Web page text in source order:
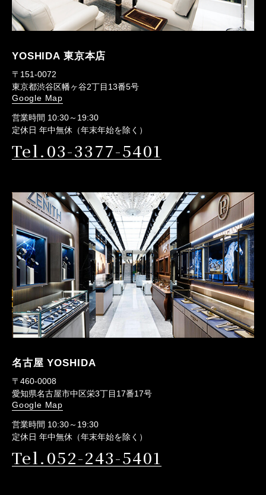
YOSHIDA 東京本店
〒151-0072
東京都渋谷区幡ヶ谷2丁目13番5号
Google Map
営業時間 10:30～19:30
定休日 年中無休（年末年始を除く）
Tel.03-3377-5401
名古屋 YOSHIDA
〒460-0008
愛知県名古屋市中区栄3丁目17番17号
Google Map
営業時間 10:30～19:30
定休日 年中無休（年末年始を除く）
Tel.052-243-5401